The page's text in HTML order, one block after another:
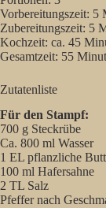
Vorbereitungszeit: 5
Zubereitungszeit: 5
Kochzeit: ca. 45
Gesamtzeit: 55
Zutatenliste
Für den Stampf:
700 g Steckrübe
Ca. 800 ml Wasser
1 EL pflanzliche
100 ml Hafersahne
2 TL Salz
Pfeffer nach